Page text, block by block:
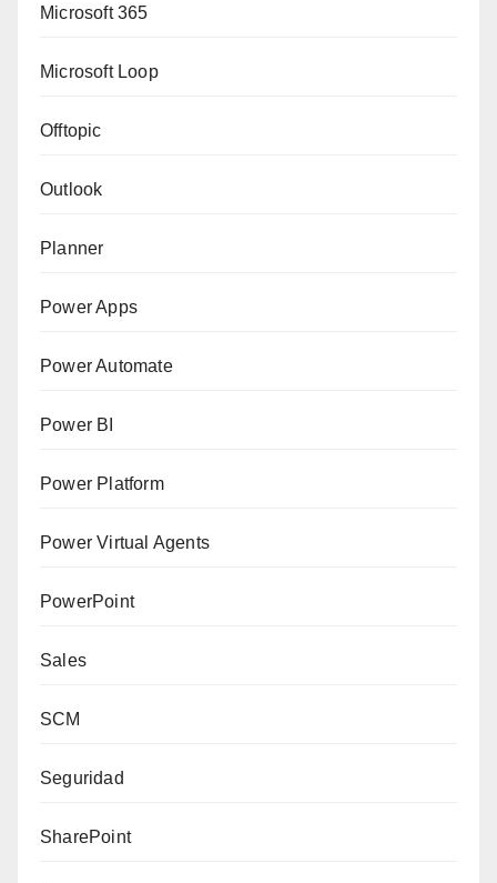
Microsoft 365
Microsoft Loop
Offtopic
Outlook
Planner
Power Apps
Power Automate
Power BI
Power Platform
Power Virtual Agents
PowerPoint
Sales
SCM
Seguridad
SharePoint